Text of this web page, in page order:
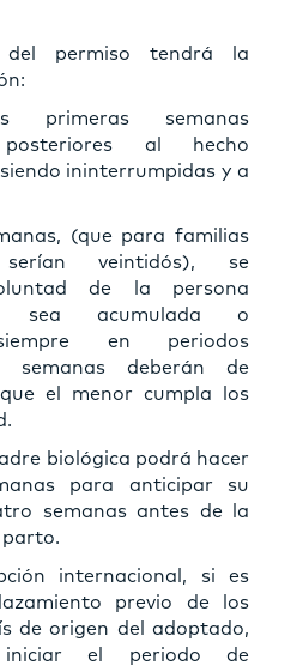
permiso tendrá la
semanas
posteriores al hecho
ininterrumpidas y a
(que para familias
serían veintidós), se
de la persona
sea acumulada o
en periodos
semanas deberán de
el menor cumpla los
biológica podrá hacer
para anticipar su
semanas antes de la
parto.
internacional, si es
previo de los
de origen del adoptado,
el periodo de